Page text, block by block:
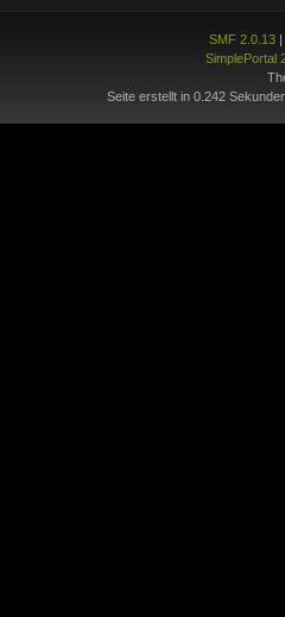
SMF 2.0.13|
SimplePortal
Seite erstellt in 0.242